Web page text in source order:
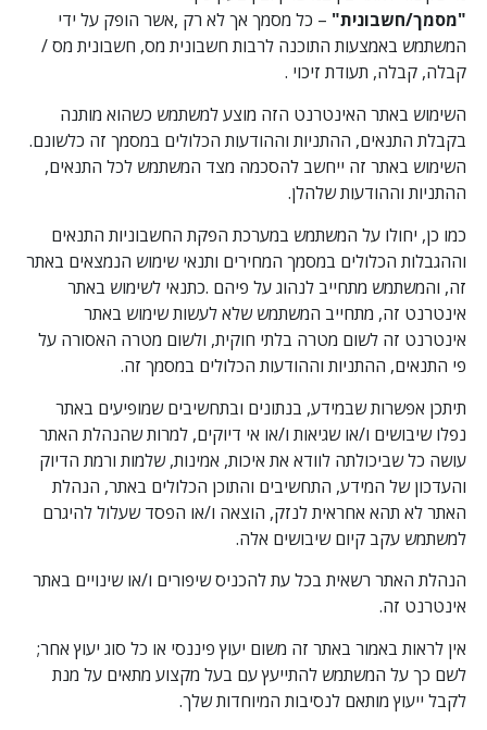
"מסמך/חשבונית" – כל מסמך אך לא רק ,אשר הופק על ידי
המשתמש באמצעות התוכנה לרבות חשבונית מס, חשבונית מס /
קבלה, קבלה, תעודת זיכוי .
השימוש באתר האינטרנט הזה מוצע למשתמש כשהוא מותנה
בקבלת התנאים, ההתניות וההודעות הכלולים במסמך זה כלשונם.
השימוש באתר זה ייחשב להסכמה מצד המשתמש לכל התנאים,
ההתניות וההודעות שלהלן.
כמו כן, יחולו על המשתמש במערכת הפקת החשבוניות התנאים
וההגבלות הכלולים במסמך המחירים ותנאי שימוש הנמצאים באתר
זה, והמשתמש מתחייב לנהוג על פיהם .כתנאי לשימוש באתר
אינטרנט זה, מתחייב המשתמש שלא לעשות שימוש באתר
אינטרנט זה לשום מטרה בלתי חוקית, ולשום מטרה האסורה על
פי התנאים, ההתניות וההודעות הכלולים במסמך זה.
תיתכן אפשרות שבמידע, בנתונים ובתחשיבים שמופיעים באתר
נפלו שיבושים ו/או שגיאות ו/או אי דיוקים, למרות שהנהלת האתר
עושה כל שביכולתה לוודא את איכות, אמינות, שלמות ורמת הדיוק
והעדכון של המידע, התחשיבים והתוכן הכלולים באתר, הנהלת
האתר לא תהא אחראית לנזק, הוצאה ו/או הפסד שעלול להיגרם
למשתמש עקב קיום שיבושים אלה.
הנהלת האתר רשאית בכל עת להכניס שיפורים ו/או שינויים באתר
אינטרנט זה.
אין לראות באמור באתר זה משום יעוץ פיננסי או כל סוג יעוץ אחר;
לשם כך על המשתמש להתייעץ עם בעל מקצוע מתאים על מנת
לקבל ייעוץ מותאם לנסיבות המיוחדות שלך.